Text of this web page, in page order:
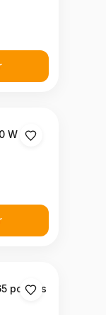
W (60
pouces